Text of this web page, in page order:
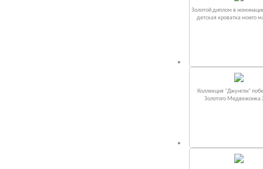
Золотой диплом в
детская кроватка моего
Коллекция "Джунгли"
Золотого Медвежонка